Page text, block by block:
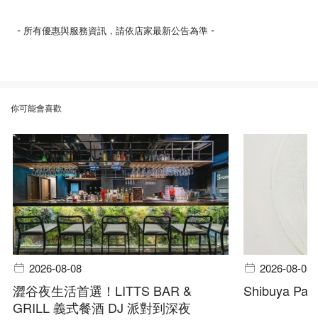
- 所有優惠與服務資訊，請依店家最新公告為準 -
你可能會喜歡
2026-08-08
澀谷夜生活首選！LITTS BAR &
GRILL 義式餐酒 DJ 派對到深夜
2026-08-08
Shibuya